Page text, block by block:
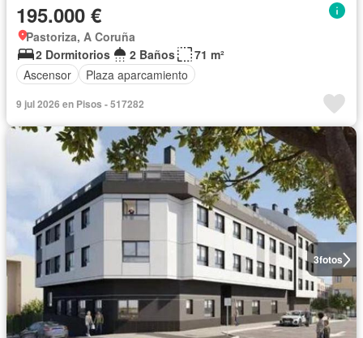
195.000 €
Pastoriza, A Coruña
2 Dormitorios
2 Baños
71 m²
Ascensor
Plaza aparcamiento
9 jul 2026 en Pisos - 517282
3fotos